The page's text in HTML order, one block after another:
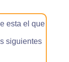
esta el que
siguientes